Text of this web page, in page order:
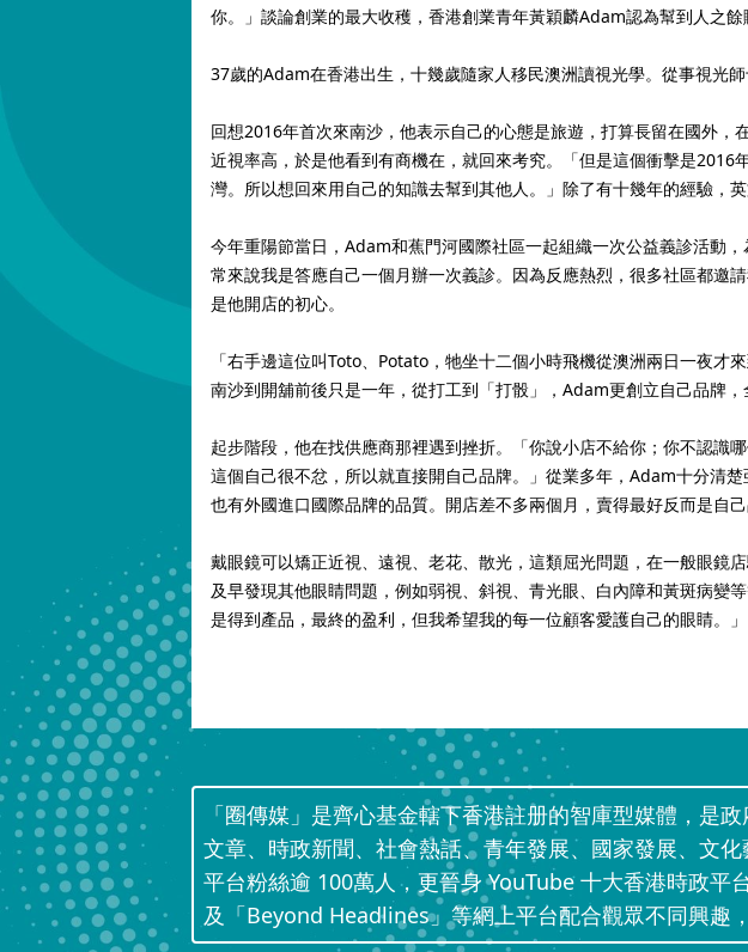
你。」談論創業的最大收穫，香港創業青年黃穎麟Adam認為幫到人之餘
37歲的Adam在香港出生，十幾歲隨家人移民澳洲讀視光學。從事視光
回想2016年首次來南沙，他表示自己的心態是旅遊，打算長留在國外
近視率高，於是他看到有商機在，就回來考究。「但是這個衝擊是
灣。所以想回來用自己的知識去幫到其他人。」除了有十幾年的經驗，
今年重陽節當日，Adam和蕉門河國際社區一起組織一次公益義診活動
常來說我是答應自己一個月辦一次義診。因為反應熱烈，很多社區都邀
是他開店的初心。
「右手邊這位叫Toto、Potato，牠坐十二個小時飛機從澳洲兩日一夜
南沙到開舖前後只是一年，從打工到「打骰」，Adam更創立自己品牌，
起步階段，他在找供應商那裡遇到挫折。「你說小店不給你；你不認識
這個自己很不忿，所以就直接開自己品牌。」從業多年，Adam十分清
也有外國進口國際品牌的品質。開店差不多兩個月，賣得最好反而是自己
戴眼鏡可以矯正近視、遠視、老花、散光，這類屈光問題，在一般眼鏡
及早發現其他眼睛問題，例如弱視、斜視、青光眼、白內障和黃斑病變
是得到產品，最終的盈利，但我希望我的每一位顧客愛護自己的眼睛。」
「圈傳媒」是齊心基金轄下香港註册的智庫型媒體，是
文章、時政新聞、社會熱話、青年發展、國家發展、文
平台粉絲逾 100萬人，更晉身 YouTube 十大香港時政平
及「Beyond Headlines」等網上平台配合觀眾不同興趣